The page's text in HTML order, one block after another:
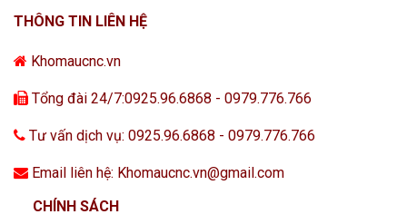
THÔNG TIN LIÊN HỆ
Khomaucnc.vn
Tổng đài 24/7:0925.96.6868 - 0979.776.766
Tư vấn dịch vụ: 0925.96.6868 - 0979.776.766
Email liên hệ: Khomaucnc.vn@gmail.com
CHÍNH SÁCH